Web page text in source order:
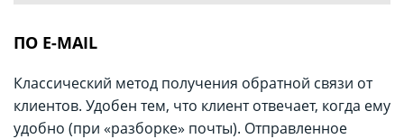
ПО E-MAIL
Классический метод получения обратной связи от
клиентов. Удобен тем, что клиент отвечает, когда ему
удобно (при «разборке» почты). Отправленное